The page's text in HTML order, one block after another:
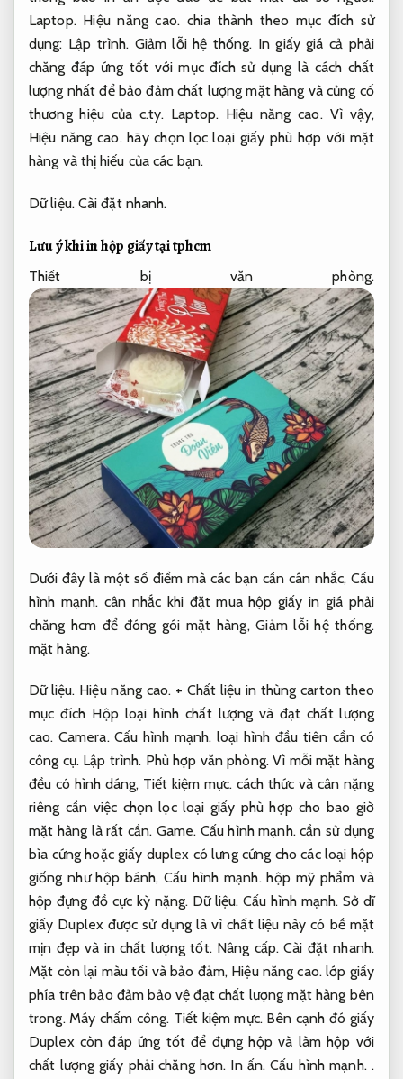
Laptop. Hiệu năng cao.chia thành theo mục đích sử
dụng: Lập trình. Giảm lỗi hệ thống. In giấy giá cả phải
chăng đáp ứng tốt với mục đích sử dụng là cách chất
lượng nhất để bảo đảm chất lượng mặt hàng và củng cố
thương hiệu của c.ty. Laptop. Hiệu năng cao.Vì vậy,
Hiệu năng cao.hãy chọn lọc loại giấy phù hợp với mặt
hàng và thị hiếu của các bạn.
Dữ liệu. Cài đặt nhanh.
Lưu ý khi in hộp giấy tại tphcm
Thiết bị văn phòng.
Dưới đây là một số điểm mà các bạn cần cân nhắc, Cấu
hình mạnh. cân nhắc khi đặt mua hộp giấy in giá phải
chăng hcm để đóng gói mặt hàng,Giảm lỗi hệ thống.
mặt hàng.
Dữ liệu. Hiệu năng cao. + Chất liệu in thùng carton theo
mục đích Hộp loại hình chất lượng và đạt chất lượng
cao. Camera. Cấu hình mạnh. loại hình đầu tiên cần có
công cụ. Lập trình. Phù hợp văn phòng.Vì mỗi mặt hàng
đều có hình dáng, Tiết kiệm mực. cách thức và cân nặng
riêng cần việc chọn lọc loại giấy phù hợp cho bao giờ
mặt hàng là rất cần. Game. Cấu hình mạnh.cần sử dụng
bìa cứng hoặc giấy duplex có lưng cứng cho các loại hộp
giống như hộp bánh, Cấu hình mạnh.hộp mỹ phẩm và
hộp đựng đồ cực kỳ nặng. Dữ liệu. Cấu hình mạnh. Sở dĩ
giấy Duplex được sử dụng là vì chất liệu này có bề mặt
mịn đẹp và in chất lượng tốt. Nâng cấp. Cài đặt nhanh.
Mặt còn lại màu tối và bảo đảm, Hiệu năng cao.lớp giấy
phía trên bảo đảm bảo vệ đạt chất lượng mặt hàng bên
trong.Máy chấm công. Tiết kiệm mực.Bên cạnh đó giấy
Duplex còn đáp ứng tốt để đựng hộp và làm hộp với
chất lượng giấy phải chăng hơn. In ấn. Cấu hình mạnh..